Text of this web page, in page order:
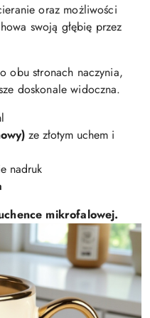
oraz możliwości
swoją głębię przez
obu stronach naczynia,
doskonale widoczna.
ze złotym uchem i
nadruk
mikrofalowej.